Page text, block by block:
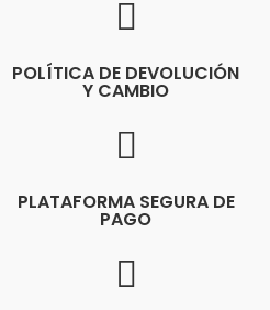
POLÍTICA DE DEVOLUCIÓN
Y CAMBIO
PLATAFORMA SEGURA DE
PAGO